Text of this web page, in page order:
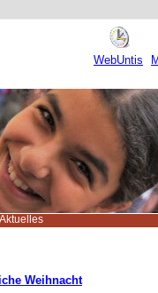
WebUntis
Aktuelles
Weihnacht